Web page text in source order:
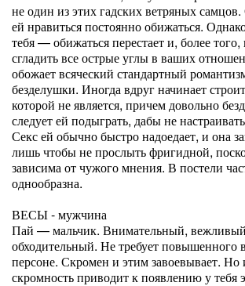
не один из этих гадских ветряных
ей нравиться постоянно обижаться.
тебя — обижаться перестает и, более того,
сгладить все острые углы в ваших
обожает всяческий стандартный
безделушки. Иногда вдруг начинает
которой не является, причем довольно
следует ей подыграть, дабы не
Секс ей обычно быстро надоедает, и она
лишь чтобы не прослыть фригидной,
зависима от чужого мнения. В постели
однообразна.
ВЕСЫ - мужчина
Пай — мальчик. Внимательный,
обходительный. Не требует повышенного
персоне. Скромен и этим завоевывает. Но
скромность приводит к появлению у тебя